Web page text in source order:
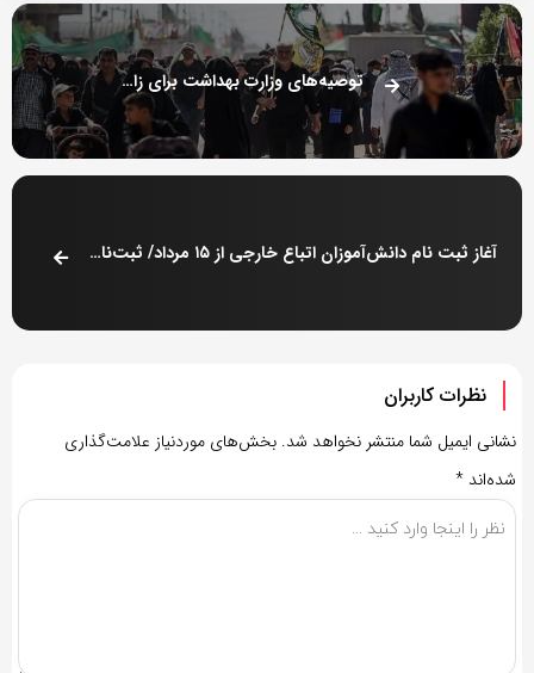
توصیه‌های وزارت بهداشت برای زائران اربعین
آغاز ثبت نام دانش‌آموزان اتباع خارجی از ۱۵ مرداد/ ثبت‌نام صرفا با معرفی‌نامه‌ دفاتر اقامت و اشتغال
نظرات کاربران
نشانی ایمیل شما منتشر نخواهد شد. بخش‌های موردنیاز علامت‌گذاری
شده‌اند *